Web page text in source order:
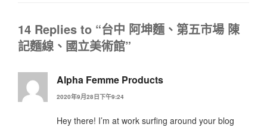
14 Replies to “台中 阿坤麵、第五市場 陳
記麵線、國立美術館”
Alpha Femme Products
2020年9月28日下午9:24
Hey there! I’m at work surfing around your blog